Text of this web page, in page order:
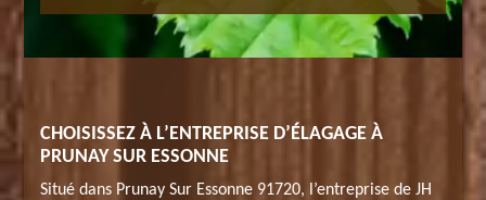
CHOISISSEZ À L’ENTREPRISE D’ÉLAGAGE À
PRUNAY SUR ESSONNE
Situé dans Prunay Sur Essonne 91720, l’entreprise de JH